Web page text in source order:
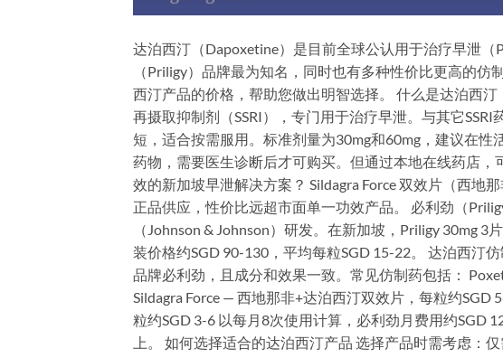
达泊西汀（Dapoxetine）是目前全球公认用于治疗早泄
（Priligy）品牌最为知名，同时也有多种性价比更高的
西汀产品的价格，帮助您做出明智选择。 什么是达泊西
再摄取抑制剂（SSRI），专门用于治疗早泄。与其它
短，适合按需服用。标准剂量为30mg和60mg，建议在
药物，需要医生诊断后才可购买。但通过本地在线药店
效的新加坡早泄解决方案？ Sildagra Force 双效片（西地
正品供应，性价比远超市面单一功效产品。 必利劲（
（Johnson & Johnson）研发。在新加坡，Priligy 30mg
装价格约SGD 90-130，平均每粒SGD 15-22。 达泊西汀
品牌必利劲，且成分和效果一致。常见仿制药包括：
Sildagra Force — 西地那非+达泊西汀双效片，每粒约
粒约SGD 3-6 以每月8次使用计算，必利劲月费用约SGD
上。 如何选择适合的达泊西汀产品 选择产品时需考虑